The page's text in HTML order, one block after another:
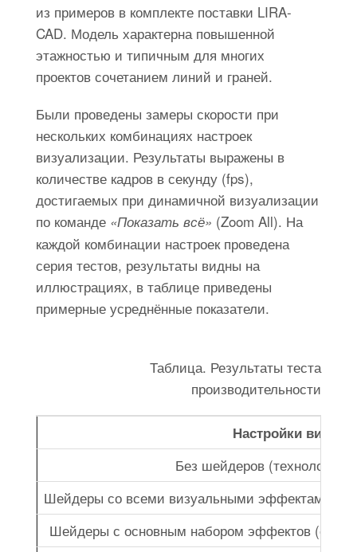
из примеров в комплекте поставки LIRA-
CAD. Модель характерна повышенной
этажностью и типичным для многих
проектов сочетанием линий и граней.
Были проведены замеры скорости при
нескольких комбинациях настроек
визуализации. Результаты выражены в
количестве кадров в секунду (fps),
достигаемых при динамичной визуализации
по команде «Показать всё» (Zoom All). На
каждой комбинации настроек проведена
серия тестов, результаты видны на
иллюстрациях, в таблице приведены
примерные усреднённые показатели.
Таблица. Результаты теста
производительности
Настройки
Без шейдеров (технология
Шейдеры со всеми визуальными эффектами,
Шейдеры с основным набором эффектов